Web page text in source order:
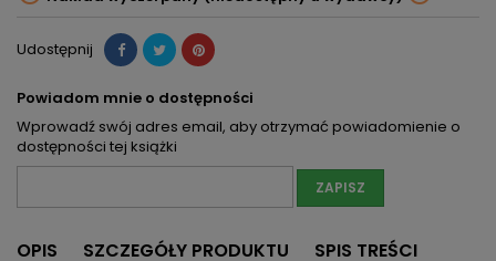
Udostępnij
Powiadom mnie o dostępności
Wprowadź swój adres email, aby otrzymać powiadomienie o
dostępności tej książki
ZAPISZ
OPIS SZCZEGÓŁY PRODUKTU SPIS TREŚCI